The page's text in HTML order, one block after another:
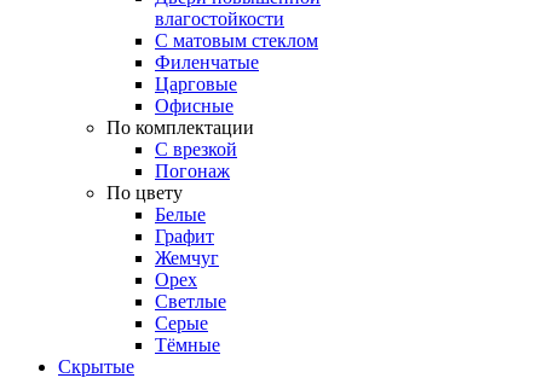
влагостойкости
С матовым стеклом
Филенчатые
Царговые
Офисные
По комплектации
С врезкой
Погонаж
По цвету
Белые
Графит
Жемчуг
Орех
Светлые
Серые
Тёмные
Скрытые